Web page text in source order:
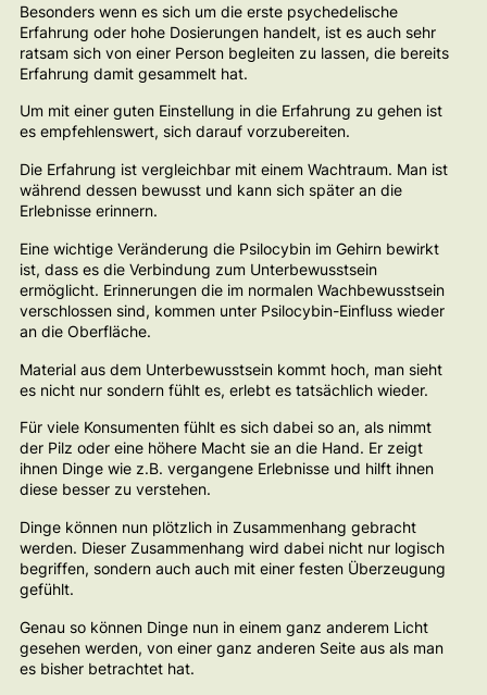
Besonders wenn es sich um die erste psychedelische
Erfahrung oder hohe Dosierungen handelt, ist es auch sehr
ratsam sich von einer Person begleiten zu lassen, die bereits
Erfahrung damit gesammelt hat.
Um mit einer guten Einstellung in die Erfahrung zu gehen ist
es empfehlenswert, sich darauf vorzubereiten.
Die Erfahrung ist vergleichbar mit einem Wachtraum. Man ist
während dessen bewusst und kann sich später an die
Erlebnisse erinnern.
Eine wichtige Veränderung die Psilocybin im Gehirn bewirkt
ist, dass es die Verbindung zum Unterbewusstsein
ermöglicht. Erinnerungen die im normalen Wachbewusstsein
verschlossen sind, kommen unter Psilocybin-Einfluss wieder
an die Oberfläche.
Material aus dem Unterbewusstsein kommt hoch, man sieht
es nicht nur sondern fühlt es, erlebt es tatsächlich wieder.
Für viele Konsumenten fühlt es sich dabei so an, als nimmt
der Pilz oder eine höhere Macht sie an die Hand. Er zeigt
ihnen Dinge wie z.B. vergangene Erlebnisse und hilft ihnen
diese besser zu verstehen.
Dinge können nun plötzlich in Zusammenhang gebracht
werden. Dieser Zusammenhang wird dabei nicht nur logisch
begriffen, sondern auch auch mit einer festen Überzeugung
gefühlt.
Genau so können Dinge nun in einem ganz anderem Licht
gesehen werden, von einer ganz anderen Seite aus als man
es bisher betrachtet hat.